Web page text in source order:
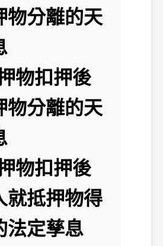
物分離的天
物扣押後
物分離的天
物扣押後
就抵押物得
法定孳息